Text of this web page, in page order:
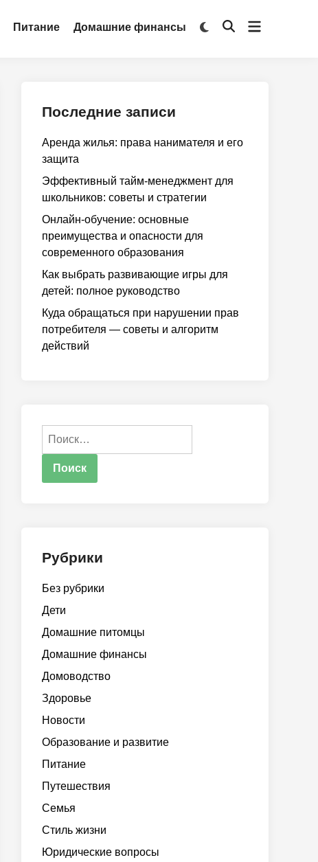
Питание Домашние финансы
Переключить
на
ОткрытьОткрыть
Последние записи
Аренда жилья: права нанимателя и его
защита
Эффективный тайм-менеджмент для
школьников: советы и стратегии
Онлайн-обучение: основные
преимущества и опасности для
современного образования
Как выбрать развивающие игры для
детей: полное руководство
Куда обращаться при нарушении прав
потребителя — советы и алгоритм
действий
Найти:
Рубрики
Без рубрики
Дети
Домашние питомцы
Домашние финансы
Домоводство
Здоровье
Новости
Образование и развитие
Питание
Путешествия
Семья
Стиль жизни
Юридические вопросы